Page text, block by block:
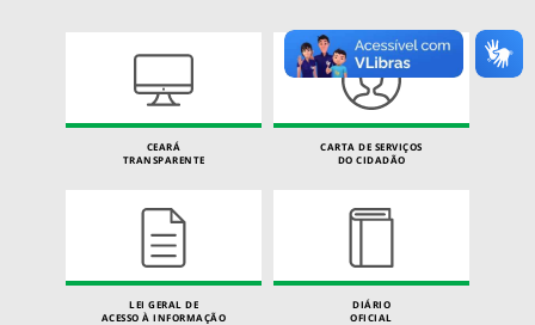
CEARÁ
TRANSPARENTE
CARTA DE SERVIÇOS
DO CIDADÃO
LEI GERAL DE
ACESSO À INFORMAÇÃO
DIÁRIO
OFICIAL